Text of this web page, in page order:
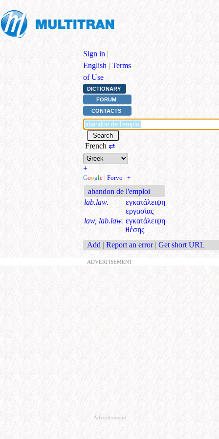
Sign in |
English | Terms
of Use
DICTIONARY
FORUM
CONTACTS
French ⇄
+
Google | Forvo | +
abandon de l'emploi
lab.law.
εγκατάλειψη
εργασίας
law, lab.law. εγκατάλειψη
θέσης
Add | Report an error | Get short URL
ADVERTISEMENT
Advertisement